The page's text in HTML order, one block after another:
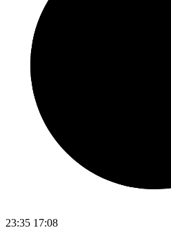
23:35 17:08